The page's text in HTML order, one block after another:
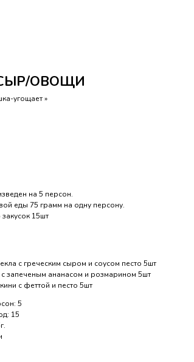
ОВОЩИ
угощает »
на 5 персон.
еды 75 грамм на одну персону.
15шт
с греческим сыром и соусом песто 5шт
запеченым ананасом и розмарином 5шт
с феттой и песто 5шт
5
15